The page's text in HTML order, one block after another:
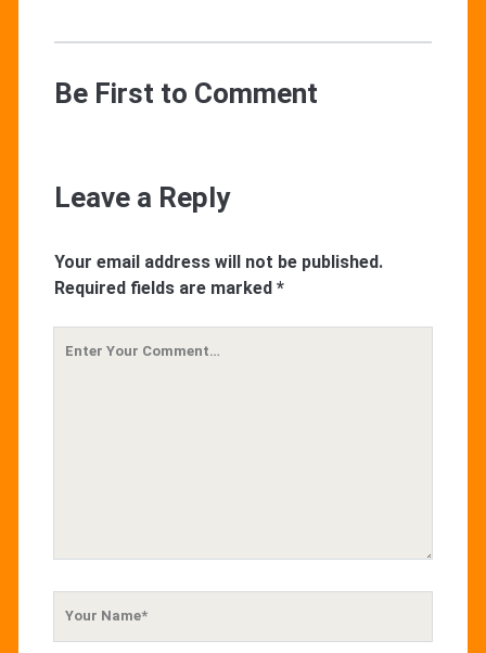
Be First to Comment
Leave a Reply
Your email address will not be published.
Required fields are marked *